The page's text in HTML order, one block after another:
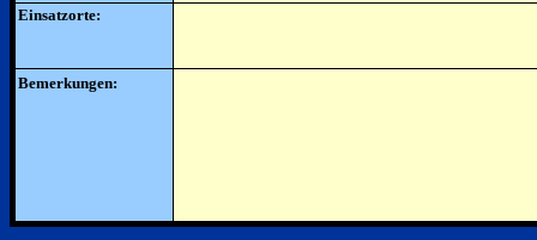
Einsatzorte:
Bemerkungen: